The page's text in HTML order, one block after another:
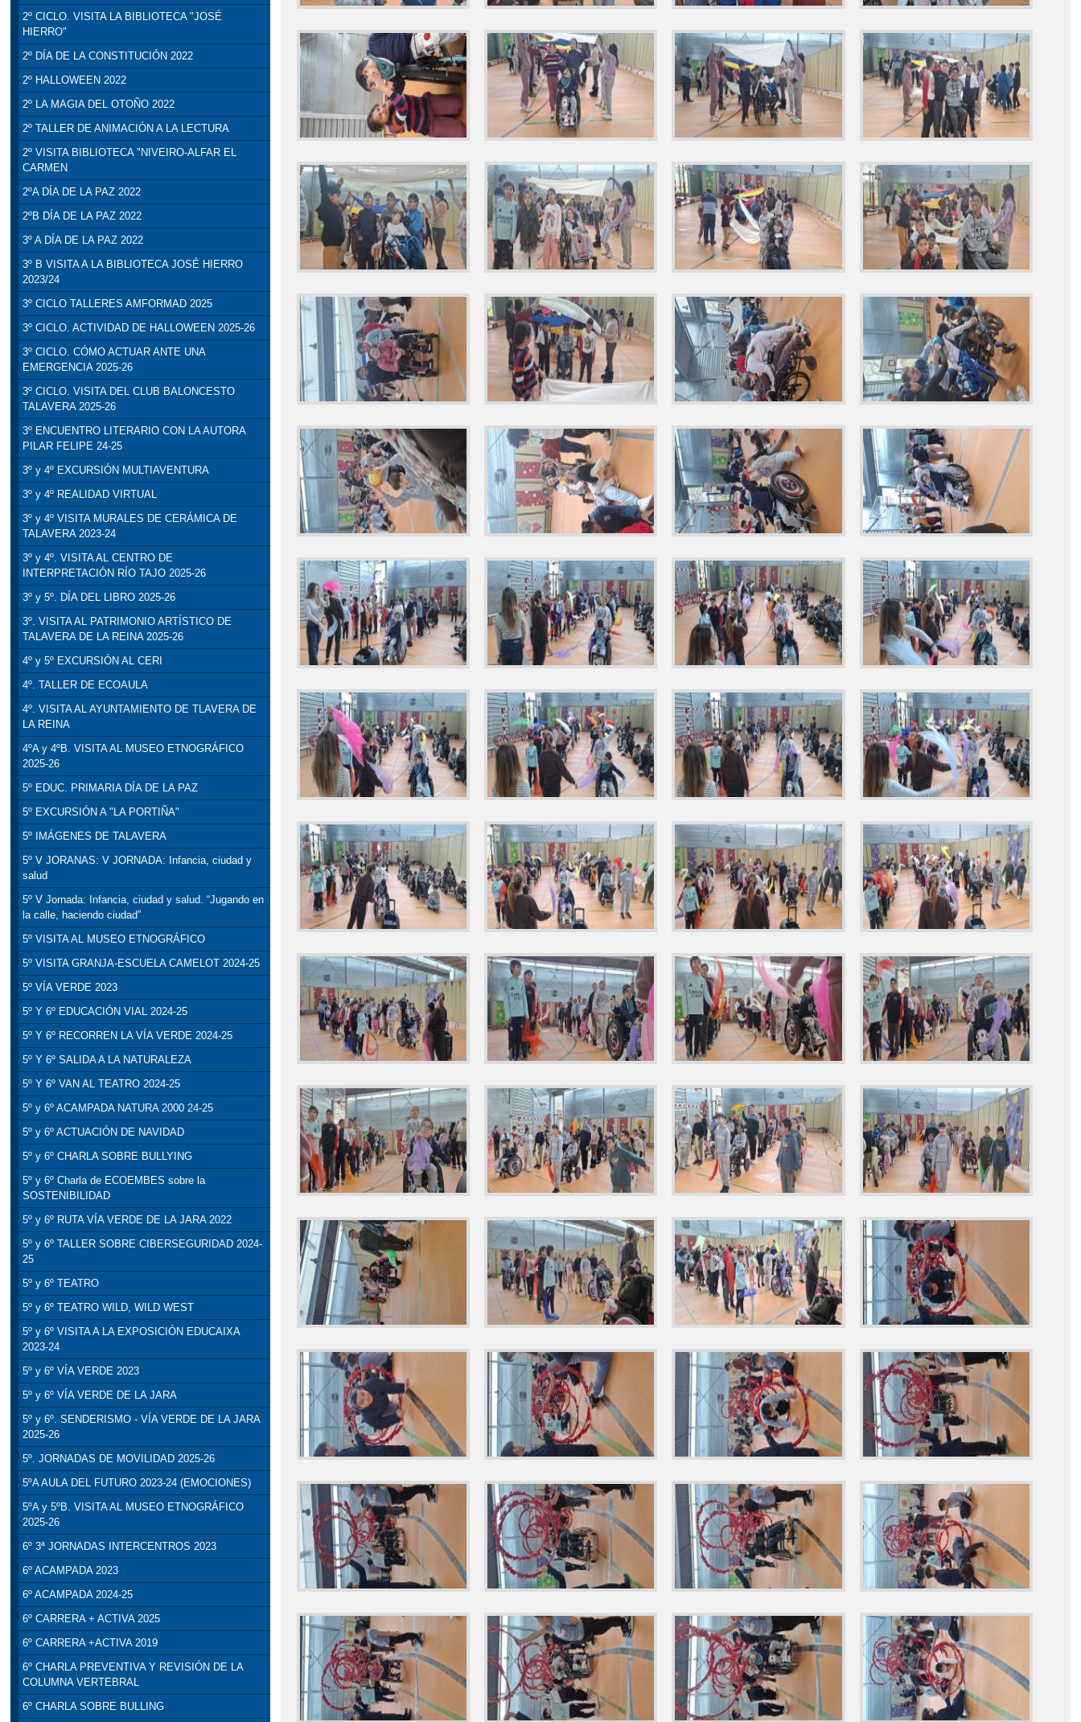
2º CICLO. VISITA LA BIBLIOTECA "JOSÉ
HIERRO"
2º DÍA DE LA CONSTITUCIÓN 2022
2º HALLOWEEN 2022
2º LA MAGIA DEL OTOÑO 2022
2º TALLER DE ANIMACIÓN A LA LECTURA
2º VISITA BIBLIOTECA "NIVEIRO-ALFAR EL
CARMEN
2ºA DÍA DE LA PAZ 2022
2ºB DÍA DE LA PAZ 2022
3º A DÍA DE LA PAZ 2022
3º B VISITA A LA BIBLIOTECA JOSÉ HIERRO
2023/24
3º CICLO TALLERES AMFORMAD 2025
3º CICLO. ACTIVIDAD DE HALLOWEEN 2025-26
3º CICLO. CÓMO ACTUAR ANTE UNA
EMERGENCIA 2025-26
3º CICLO. VISITA DEL CLUB BALONCESTO
TALAVERA 2025-26
3º ENCUENTRO LITERARIO CON LA AUTORA
PILAR FELIPE 24-25
3º y 4º EXCURSIÓN MULTIAVENTURA
3º y 4º REALIDAD VIRTUAL
3º y 4º VISITA MURALES DE CERÁMICA DE
TALAVERA 2023-24
3º y 4º. VISITA AL CENTRO DE
INTERPRETACIÓN RÍO TAJO 2025-26
3º y 5º. DÍA DEL LIBRO 2025-26
3º. VISITA AL PATRIMONIO ARTÍSTICO DE
TALAVERA DE LA REINA 2025-26
4º y 5º EXCURSIÓN AL CERI
4º. TALLER DE ECOAULA
4º. VISITA AL AYUNTAMIENTO DE TLAVERA DE
LA REINA
4ºA y 4ºB. VISITA AL MUSEO ETNOGRÁFICO
2025-26
5º EDUC. PRIMARIA DÍA DE LA PAZ
5º EXCURSIÓN A "LA PORTIÑA"
5º IMÁGENES DE TALAVERA
5º V JORANAS: V JORNADA: Infancia, ciudad y
salud
5º V Jornada: Infancia, ciudad y salud. “Jugando en
la calle, haciendo ciudad”
5º VISITA AL MUSEO ETNOGRÁFICO
5º VISITA GRANJA-ESCUELA CAMELOT 2024-25
5º VÍA VERDE 2023
5º Y 6º EDUCACIÓN VIAL 2024-25
5º Y 6º RECORREN LA VÍA VERDE 2024-25
5º Y 6º SALIDA A LA NATURALEZA
5º Y 6º VAN AL TEATRO 2024-25
5º y 6º ACAMPADA NATURA 2000 24-25
5º y 6º ACTUACIÓN DE NAVIDAD
5º y 6º CHARLA SOBRE BULLYING
5º y 6º Charla de ECOEMBES sobre la
SOSTENIBILIDAD
5º y 6º RUTA VÍA VERDE DE LA JARA 2022
5º y 6º TALLER SOBRE CIBERSEGURIDAD 2024-
25
5º y 6º TEATRO
5º y 6º TEATRO WILD, WILD WEST
5º y 6º VISITA A LA EXPOSICIÓN EDUCAIXA
2023-24
5º y 6º VÍA VERDE 2023
5º y 6º VÍA VERDE DE LA JARA
5º y 6º. SENDERISMO - VÍA VERDE DE LA JARA
2025-26
5º. JORNADAS DE MOVILIDAD 2025-26
5ºA AULA DEL FUTURO 2023-24 (EMOCIONES)
5ºA y 5ºB. VISITA AL MUSEO ETNOGRÁFICO
2025-26
6º 3ª JORNADAS INTERCENTROS 2023
6º ACAMPADA 2023
6º ACAMPADA 2024-25
6º CARRERA + ACTIVA 2025
6º CARRERA +ACTIVA 2019
6º CHARLA PREVENTIVA Y REVISIÓN DE LA
COLUMNA VERTEBRAL
6º CHARLA SOBRE BULLING